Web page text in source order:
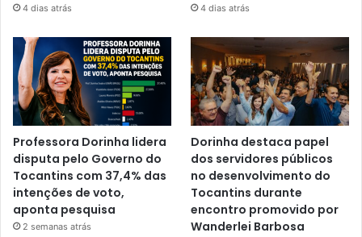
4 dias atrás 4 dias atrás
Professora Dorinha lidera
disputa pelo Governo do
Tocantins com 37,4% das
intenções de voto,
aponta pesquisa
2 semanas atrás
Dorinha destaca papel
dos servidores públicos
no desenvolvimento do
Tocantins durante
encontro promovido por
Wanderlei Barbosa